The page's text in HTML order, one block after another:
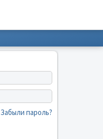
Забыли пароль?